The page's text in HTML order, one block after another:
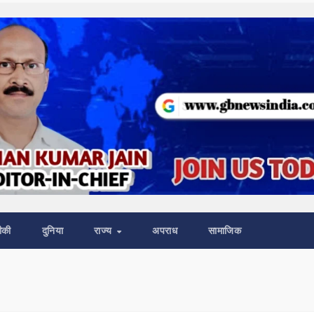
दुनिया राज्य अपराध सामाजिक